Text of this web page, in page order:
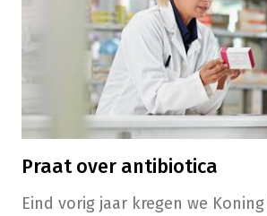
Praat over antibiotica
Eind vorig jaar kregen we